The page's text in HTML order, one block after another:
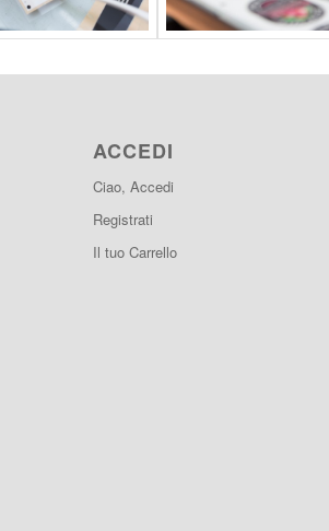
ACCEDI
Ciao, Accedi
Registrati
Il tuo Carrello